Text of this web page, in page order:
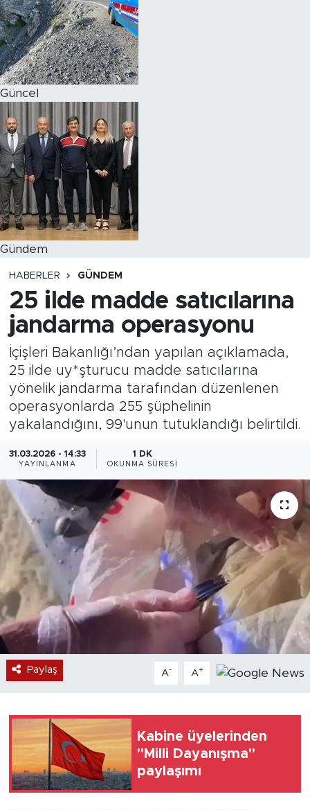
Güncel
Gündem
HABERLER GÜNDEM
25 ilde madde satıcılarına
jandarma operasyonu
İçişleri Bakanlığı’ndan yapılan açıklamada,
25 ilde uy*şturucu madde satıcılarına
yönelik jandarma tarafından düzenlenen
operasyonlarda 255 şüphelinin
yakalandığını, 99'unun tutuklandığı belirtildi.
31.03.2026 - 14:33
YAYINLANMA
1 DK
OKUNMA SÜRESI
Paylaş A- A+
Kabine üyelerinden
"Milli Dayanışma"
paylaşımı
Magazin
Özel Haber
Politika
Resmi İlanlar
Sağlık
Spor
Turizm